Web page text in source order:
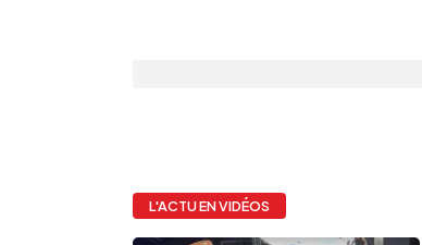
L'ACTU EN VIDÉOS